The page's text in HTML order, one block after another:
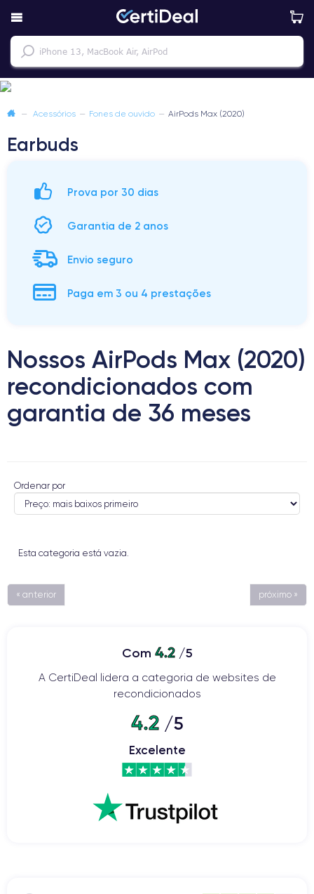
— Acessórios — Fones de ouvido — AirPods Max (2020)
Earbuds
Prova por 30 dias
Garantia de 2 anos
Envio seguro
Paga em 3 ou 4 prestações
Nossos AirPods Max (2020)
recondicionados com
garantia de 36 meses
Ordenar por
Esta categoria está vazia.
« anterior próximo »
Com 4.2/5
A CertiDeal lidera a categoria de websites de
recondicionados
4.2/5
Excelente